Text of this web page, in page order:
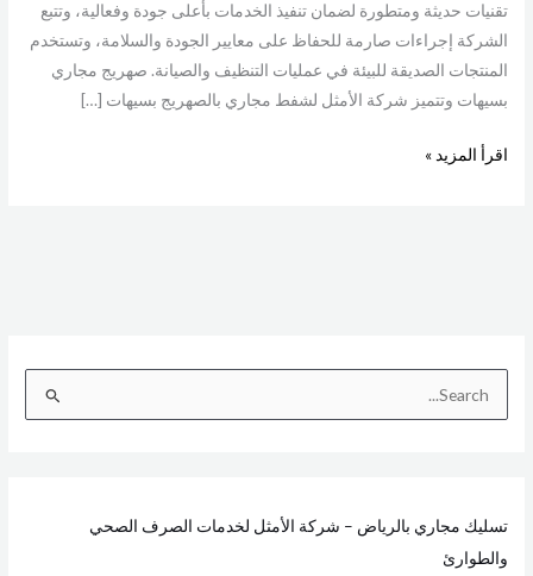
تقنيات حديثة ومتطورة لضمان تنفيذ الخدمات بأعلى جودة وفعالية، وتتبع
الشركة إجراءات صارمة للحفاظ على معايير الجودة والسلامة، وتستخدم
المنتجات الصديقة للبيئة في عمليات التنظيف والصيانة. صهريج مجاري
بسيهات وتتميز شركة الأمثل لشفط مجاري بالصهريج بسيهات […]
اقرأ المزيد »
ث
ع
تسليك مجاري بالرياض – شركة الأمثل لخدمات الصرف الصحي
والطوارئ